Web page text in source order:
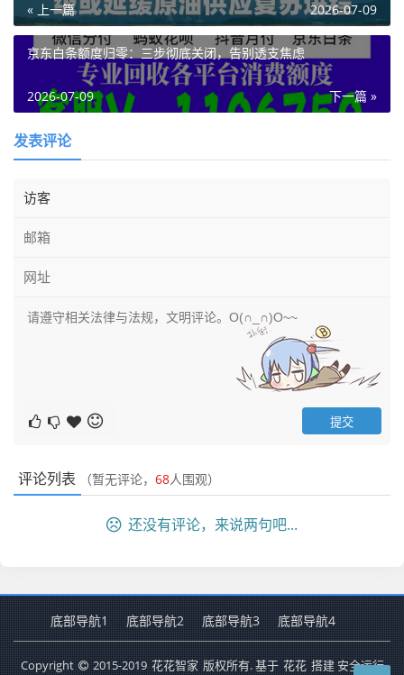
« 上一篇 2026-07-09
京东白条额度归零：三步彻底关闭，告别透支焦虑
下一篇 »
2026-07-09
发表评论
评论列表 （暂无评论， 68人围观）
还没有评论，来说两句吧...
底部导航1 底部导航2 底部导航3 底部导航4
Copyright 2015-2019 花花智家 版权所有. 基于 花花 搭建 安全运行